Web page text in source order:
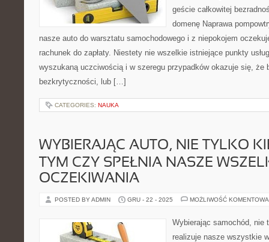
geście całkowitej
domenę Naprawa
nasze auto do warsztatu samochodowego i z niepokojem
rachunek do zapłaty. Niestety nie wszelkie istniejące punkty
wyszukaną uczciwością i w szeregu przypadków okazuje się, że
bezkrytyczności, lub […]
CATEGORIES: NAUKA
WYBIERAJĄC AUTO, NIE TYLKO
TYM CZY SPEŁNIA NASZE
OCZEKIWANIA
POSTED BY ADMIN GRU - 22 - 2025 MOŻLIWOŚĆ
Wybierając samochód,
realizuje nasze wszystkie